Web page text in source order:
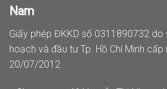
Nam
Giấy phép ĐKKD số 0311890732 do
hoạch và đầu tư Tp. Hồ Chí Minh cấp
20/07/2012